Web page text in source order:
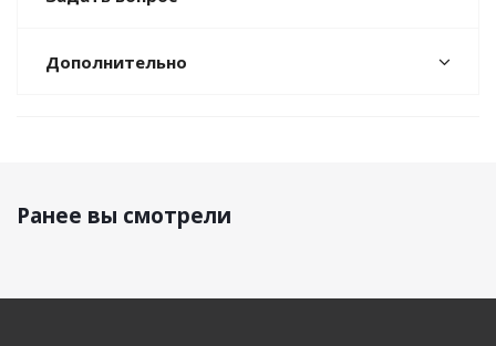
Дополнительно
Ранее вы смотрели